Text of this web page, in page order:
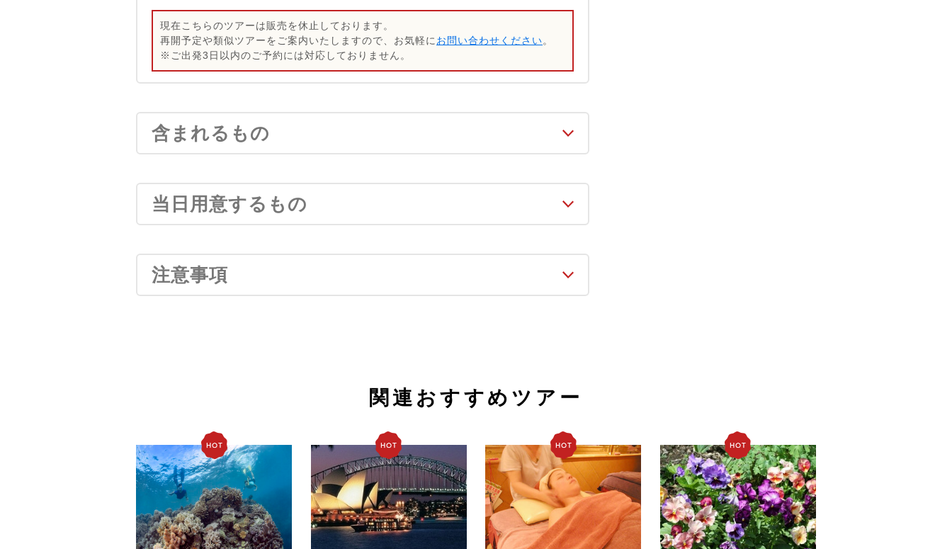
現在こちらのツアーは販売を休止しております。
再開予定や類似ツアーをご案内いたしますので、お気軽にお問い合わせください。
※ご出発3日以内のご予約には対応しておりません。
含まれるもの
当日用意するもの
注意事項
関連おすすめツアー